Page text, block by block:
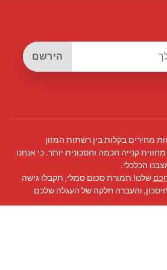
הירשם
מחירים בקלות בין רשתות המזון
קנייה חכמה וחסכונית יותר. כי אנחנו
הכלכלי.
שלנו! תמורת סכום סמלי, תקבלו גישה
והעברה חלקה של העגלה שלכם